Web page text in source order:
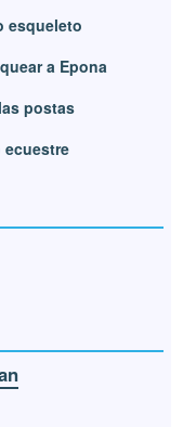
esqueleto
a Epona
postas
ecuestre